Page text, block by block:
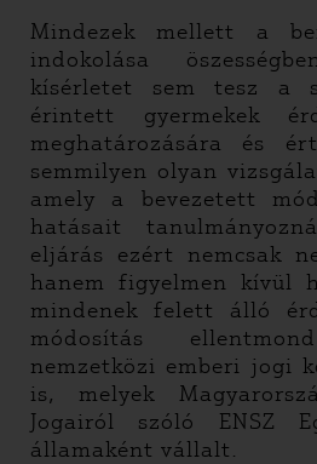
Mindezek mellett a
indokolása
kísérletet sem tesz a
érintett gyermekek
meghatározására és
semmilyen olyan
amely a bevezetett
hatásait
eljárás ezért nemcsak
hanem figyelmen kívül
mindenek felett álló
módosítás
nemzetközi emberi jogi
is, melyek
Jogairól szóló ENSZ
államaként vállalt.